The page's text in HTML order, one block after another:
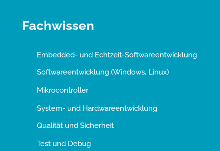
Fachwissen
Embedded- und Echtzeit-Softwareentwicklung
Softwareentwicklung (Windows, Linux)
Mikrocontroller
System- und Hardwareentwicklung
Qualität und Sicherheit
Test und Debug